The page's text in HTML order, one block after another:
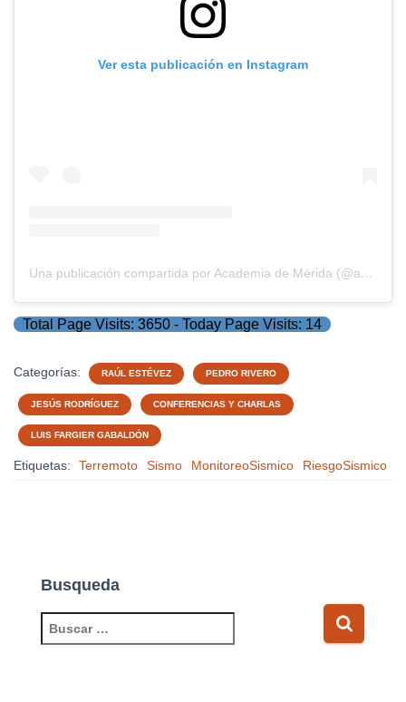
Ver esta publicación en Instagram
Una publicación compartida por Academia de Mérida (@academiademerida)
Total Page Visits: 3650 - Today Page Visits: 14
Categorías: RAÚL ESTÉVEZ PEDRO RIVERO
JESÚS RODRÍGUEZ CONFERENCIAS Y CHARLAS
LUIS FARGIER GABALDÓN
Etiquetas: Terremoto Sismo MonitoreoSismico RiesgoSismico
Busqueda
u